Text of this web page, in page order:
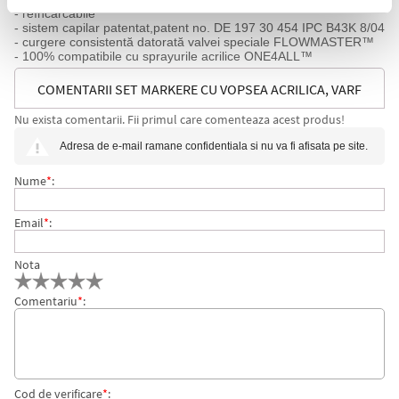
- reîncărcabile
- sistem capilar patentat,patent no. DE 197 30 454 IPC B43K 8/04
- curgere consistentă datorată valvei speciale FLOWMASTER™
- 100% compatibile cu sprayurile acrilice ONE4ALL™
COMENTARII SET MARKERE CU VOPSEA ACRILICA, VARF
DUBLU, ONE4ALL ACRYLIC TWIN 36 BUC/SET
Nu exista comentarii. Fii primul care comenteaza acest produs!
Adresa de e-mail ramane confidentiala si nu va fi afisata pe site.
Nume*:
Email*:
Nota
Comentariu*:
Cod de verificare*: